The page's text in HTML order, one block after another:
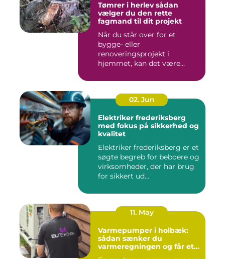
Tømrer i herlev sådan
vælger du den rette
fagmand til dit projekt
Når du står over for et
bygge- eller
renoveringsprojekt i
hjemmet, kan det være
02. Jun
Elektriker frederiksberg
med fokus på sikkerhed og
kvalitet
Elektriker frederiksberg er et
søgte begreb for beboere og
virksomheder, der har brug
for sikkert ud...
11. May
Varmepumper i holbæk:
sådan sænker du
varmeregningen og får et